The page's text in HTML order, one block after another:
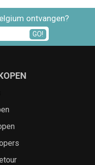
ontvangen?
GO!